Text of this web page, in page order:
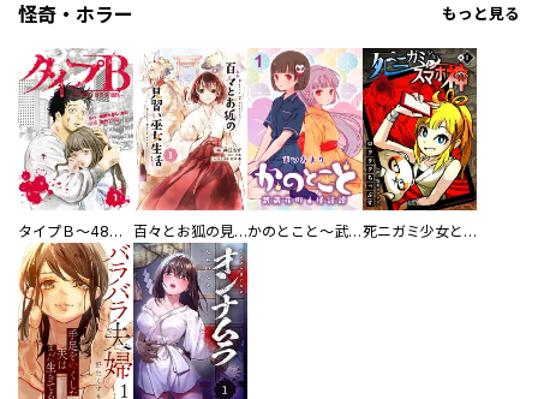
怪奇・ホラー もっと見る
タイプＢ～48時間後、致死率100％～【単話】 百々とお狐の見習い巫女生活【単行本版】 かのとこと～武蔵花町怪話譚～ 【連載版】 死ニガミ少女とスマホ神